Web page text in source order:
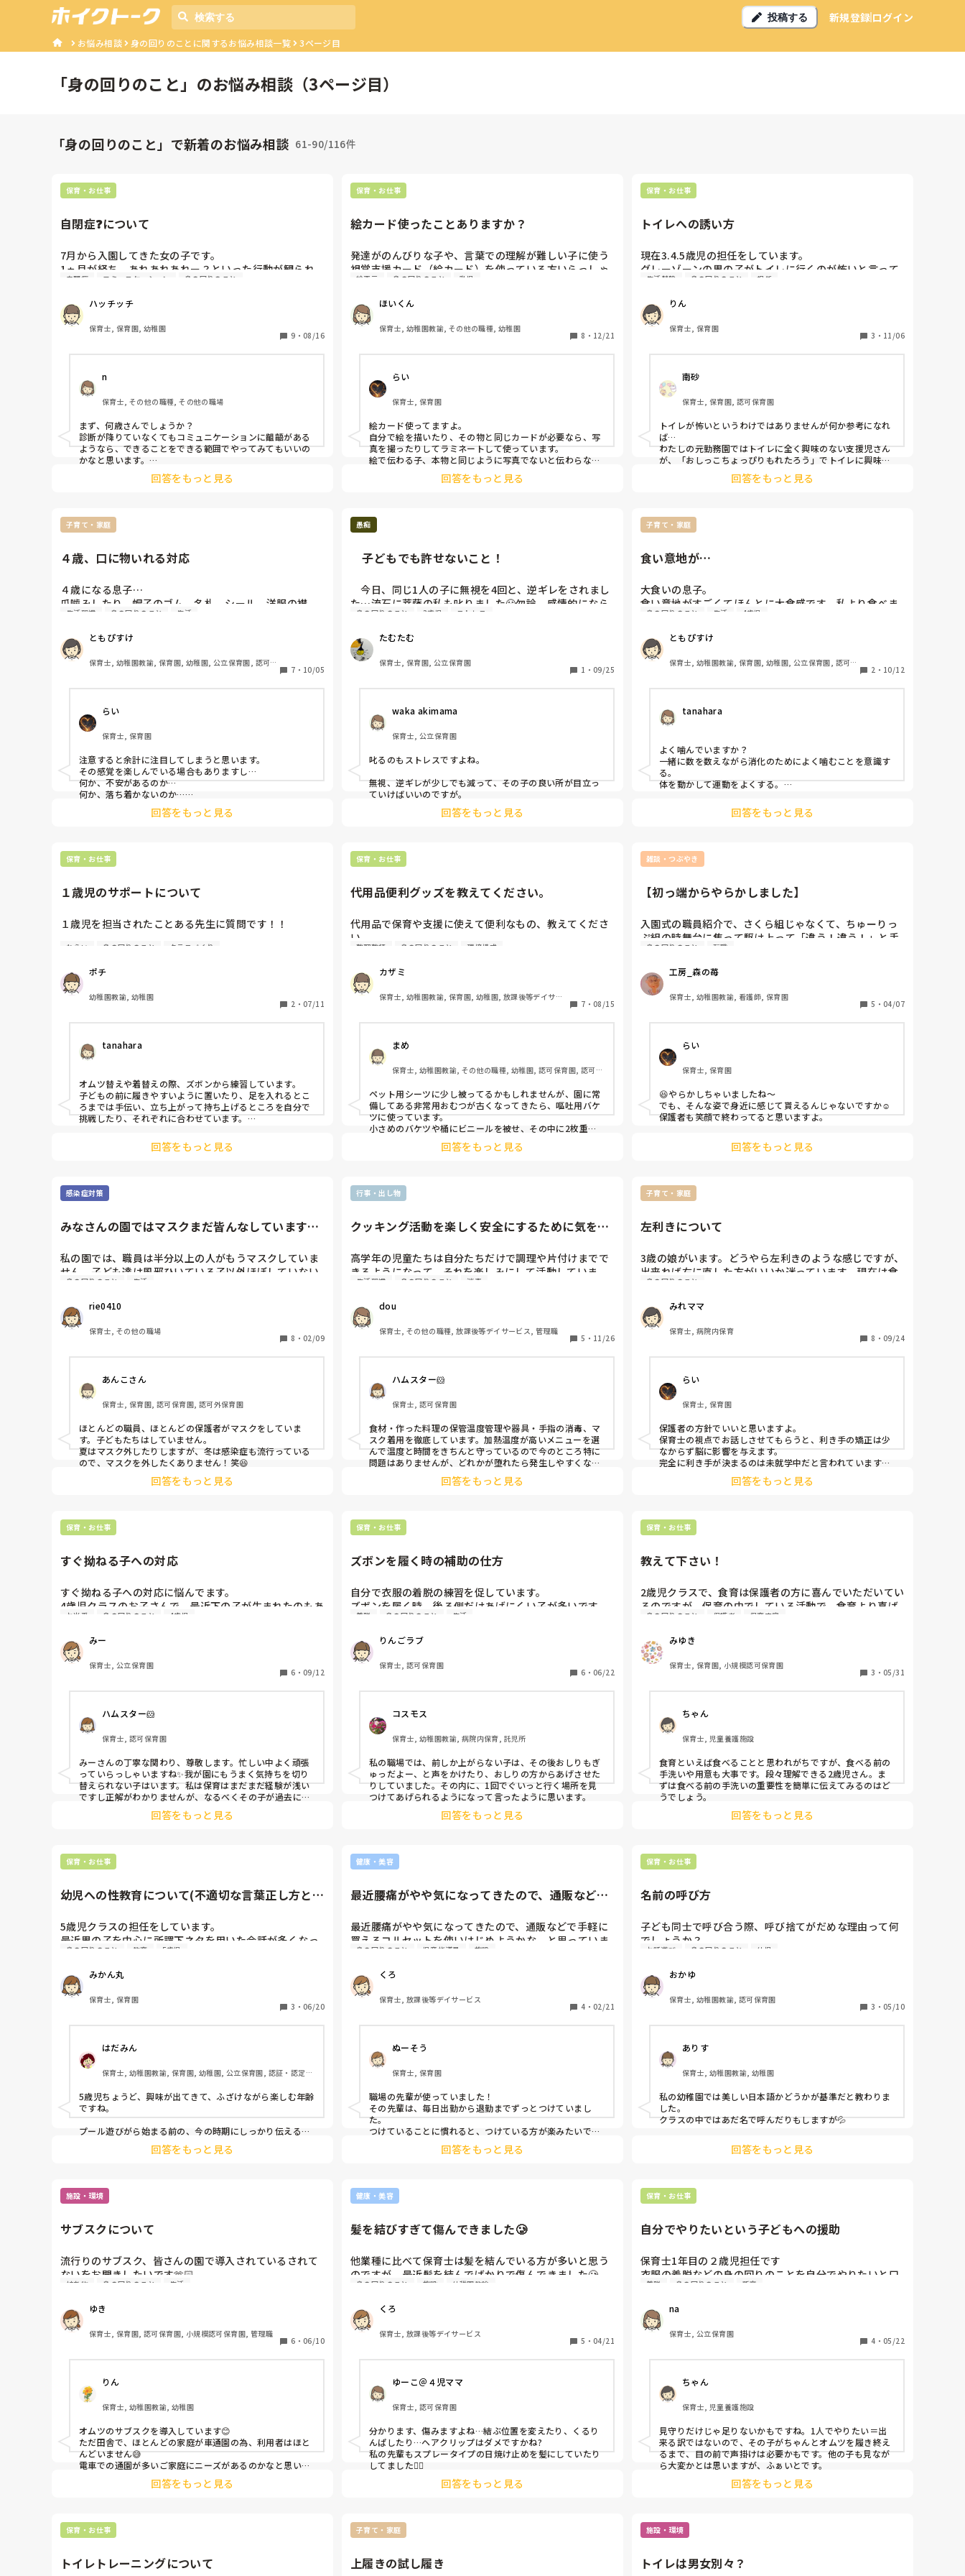
投稿する 新規登録ログイン
お悩み相談 身の回りのことに関するお悩み相談一覧 3ページ目
「身の回りのこと 」のお悩み相談（3ページ目）
「身の回りのこと」で新着のお悩み相談 61-90/116件
保育・お仕事
自閉症❓️について
7月から入園してきた女の子です。
1ヵ月が経ち、あれあれあれー？といった行動が観られ
した」言えません。語彙少ないです。
身の回りのことは理解してできます。人見知り❓️が強く
(こだわり❓️)蔑むような目で見たりします。
遊びの中には入ることはできますが、１人遊びです。
手です。声をかけて食べるようになってきていますが、
食べている途中で固まったりしています。体を左右に動
かしてみたりもしています。手を就いて挨拶する時も手
の平を向けたり、出席をとる時も「はい」と返事をせ
ず、自分の名前を言い返すオウム返しあります。園長に
も様々相談はしています。「様子見だね。」と言ってま
す。保護者もあまりコミュニケーションは得意ではあり
ません。やはり様子を見ていくしかないのでしょうか。
女の子の自閉症は難しいとききますが、そうなのでしょ
自閉症 コミュニケーション 身の回りのこと
ハッチッチ
保育士, 保育園, 幼稚園
9 ・ 08/16
n
保育士, その他の職種, その他の職場
まず、何歳さんでしょうか？
診断が降りていなくてもコミュニケーションに齟齬がある
ようなら、できることをできる範囲でやってみてもいいの
かなと思います。
ABAトレーニングなどを保育に取り入れてみてはいかがで
あと、延長の様子見がいつまでで、その後はどうするのか
確認するといいかもしれません。
回答をもっと見る
保育・お仕事
絵カード使ったことありますか？
発達がのんびりな子や、言葉での理解が難しい子に使う
視覚支援カード（絵カード）を使っている方いらっしゃ
自分の園や自分自身が使いやすいようにイラストを用意
しているのですが、「このイラストなかなかないんだよ
ね！」「この活動のイラストがほしい！」という、レア
な絵カードありますか？
この絵カードがほしいけど素材がない・・・という意見
や、「こんなカードあると便利だよ！」というアドバイ
スもほしいです。
よろしくお願いします。
絵表示 身の回りのこと 乳児
ほいくん
保育士, 幼稚園教諭, その他の職種, 幼稚園
8 ・ 12/21
らい
保育士, 保育園
絵カード使ってますよ。
自分で絵を描いたり、その物と同じカードが必要なら、写
真を撮ったりしてラミネートして使っています。
絵で伝わる子、本物と同じように写真でないと伝わらない
子も居ますので、個々に合わせて作っています。
回答をもっと見る
保育・お仕事
トイレへの誘い方
現在3.4.5歳児の担任をしています。
グレーゾーンの男の子がトイレに行くのが怖いと言って
ションに誘っているのですが、中々難しいです。何か良
いきっかけはありませんか？
生活基盤 身の回りのこと 担任
りん
保育士, 保育園
3 ・ 11/06
南砂
保育士, 保育園, 認可保育園
トイレが怖いというわけではありませんが何か参考になれ
ば…
わたしの元勤務園ではトイレに全く興味のない支援児さん
が、「おしっこちょっぴりもれたろう」でトイレに興味を
持ち、トイレにイラストを貼ったりして行っていました。
ていました。そのうちドアを閉めても前にいれば大丈夫に
なり、トイレの入り口にいれば大丈夫になり…と進めてい
その子が何が怖いのか、分かると対処できそうですよね…
回答をもっと見る
子育て・家庭
４歳、口に物いれる対応
４歳になる息子…
爪噛みしたり、帽子のゴム、名札、シール、洋服の襟、
言っても治らず。注意してもダメだし、幼稚園でもやっ
てるみたいだし。どのように対処したら良いかわからな
くなりました…。
生活習慣 身の回りのこと 生活
ともぴすけ
保育士, 幼稚園教諭, 保育園, 幼稚園, 公立保育園, 認可保
7 ・ 10/05
らい
保育士, 保育園
注意すると余計に注目してしまうと思います。
その感覚を楽しんでいる場合もありますし…
何か、不安があるのか…
何か、落ち着かないのか…
何か理由があるかと思います。
手や指先を使う遊びをしていくといいのかなと思います。
好きな事をしている時、集中している時などあるかと思い
ます。
回答をもっと見る
愚痴
子どもでも許せないこと！
今日、同じ1人の子に無視を4回と、逆ギレをされまし
た…流石に菩薩の私も叱りました😤勿論、感情的になら
で、その子はすぐ泣いてしまいましたが💦
しかし！その子の自分勝手さが他の子の目には、「ず
るい！」「なんで〜ちゃんだけ⁉️」「〜ちゃん、自分の
ことしてないよ！」の贔屓に写り、悪影響が出てきてい
ます💦やはり、集団で過ごす以上は、全てをみんなと合
しくは、やってみようとする！もう4歳なのでこれは基
本です。自分のこと（持ち物を鞄に入れるだけ）をし終
わってから遊ぶのがルールなのです。勿論、保育士の助
けを借りたり、手伝って貰ってOKです。理解できない訳
でなく、保育士にやらせようとしたり、やらなくてもい
いでしょ！と開き直る…その態度がみんなを困らせ、他
児にも影響を及ぼしている現状に、これは真面目に叱ら
なくては！と帯を締める思いで対応しました。明日も叱
らなくちゃかな…😓
身の回りのこと 3歳児 ストレス
たむたむ
保育士, 保育園, 公立保育園
1 ・ 09/25
waka akimama
保育士, 公立保育園
叱るのもストレスですよね。
無視、逆ギレが少しでも減って、その子の良い所が目立っ
ていけばいいのですが。
回答をもっと見る
子育て・家庭
食い意地が…
大食いの息子。
食い意地がすごくてほんとに大食感です。私より食べま
ご飯中、お皿から床に落ちたものを口にしたり、最近鼻
くそまで口にします…
ダメとかなんでいけないのか説明しても「食べたい！」
一心で食べています。同じ経験の方いますか？？その都
度注意していくしかないのでしょうか、、、
身の回りのこと 生活 4歳児
ともぴすけ
保育士, 幼稚園教諭, 保育園, 幼稚園, 公立保育園, 認可保
2 ・ 10/12
tanahara
よく噛んでいますか？
一緒に数を数えながら消化のためによく噛むことを意識す
る。
体を動かして運動をよくする。
おやつ休みの日のみにするなとどうでしょう？
よく食べることはいいことですが、際限なくあげていると
回答をもっと見る
保育・お仕事
１歳児のサポートについて
１歳児を担当されたことある先生に質問です！！
・靴を履く(脱ぐ)
・シャツやズボンを着る、履く(脱ぐ)
もちろん月齢や個人差もあると思いますが、どのくらい
の時期から子ども達が自分でも挑戦できるように働きか
またチャレンジの仕方、補助の仕方で良い方法があれば
ねらい 身の回りのこと クラスづくり
ポチ
幼稚園教諭, 幼稚園
2 ・ 07/11
tanahara
オムツ替えや着替えの際、ズボンから練習しています。
子どもの前に履きやすいように置いたり、足を入れるとこ
ろまでは手伝い、立ち上がって持ち上げるところを自分で
挑戦したり、それぞれに合わせています。
近やるようにしています。回答をもっと見る
保育・お仕事
代用品便利グッズを教えてください。
代用品で保育や支援に使えて便利なもの、教えてくださ
い。
例えば、ペット用シーツは、おもらしや水分拭き取りに
雑巾代わりに利用していています。
さっと水分がなくなり後始末も簡単で便利に使っていま
ったら教えてください。
整理整頓 身の回りのこと 環境構成
カザミ
保育士, 幼稚園教諭, 保育園, 幼稚園, 放課後等デイサー
7 ・ 08/15
まめ
保育士, 幼稚園教諭, その他の職種, 幼稚園, 認可保育園, 認可外
ペット用シーツに少し被ってるかもしれませんが、園に常
備してある非常用おむつが古くなってきたら、嘔吐用バケ
ツに使っています。
小さめのバケツや桶にビニールを被せ、その中に2枚重ね
たおむつを入れて吐物を吸収出来るようにしています。
2枚重ねるのは足の穴から漏れないようにするためです。
回答をもっと見る
雑談・つぶやき
【初っ端からやらかしました】
入園式の職員紹介で、さくら組じゃなくて、ちゅーりっ
ぷ組の時舞台に焦って駆け上って「違う！違う！」と手
介してしまって、直後(入園式中に)に園長先生に呼ばれ
て説教されました。
「保護者が不安になりそうなことは言わな
い〜〜〜〜〜〜っ」
のなんかない状態」だったりします…。
その後かなり私が暗かったから(私すぐ顔に出るから分か
りやすい)いろんな人に聞かれて、私が入園式でやらかし
たこと、ほぼ全職員が知ってしまったって言う…。
(先)生。せっかく猫かぶってたのに、もうバレてしまっ
た(_ _)バタっ…立ち直れない…。
身の回りのこと 転職
工房_森の苺
保育士, 幼稚園教諭, 看護師, 保育園
5 ・ 04/07
らい
保育士, 保育園
😆やらかしちゃいましたね〜
でも、そんな姿で身近に感じて貰えるんじゃないですか☺️
保護者も笑顔で終わってると思いますよ。
回答をもっと見る
感染症対策
みなさんの園ではマスクまだ皆んなしています
私の園では、職員は半分以上の人がもうマスクしていま
せん。子ども達は風邪ひいている子以外ほぼしていない
みなさんの園では、どんなかんじですか？
身の回りのこと 生活
rie0410
保育士, その他の職場
8 ・ 02/09
あんこさん
保育士, 保育園, 認可保育園, 認可外保育園
ほとんどの職員、ほとんどの保護者がマスクをしていま
す。子どもたちはしていません。
夏はマスク外したりしますが、冬は感染症も流行っている
ので、マスクを外したくありません！笑😆
回答をもっと見る
行事・出し物
クッキング活動を楽しく安全にするために気をつ
高学年の児童たちは自分たちだけで調理や片付けまでで
きるようになって、それを楽しみにして活動していま
材料準備から片付けまで大人もこどもも参加して取り組
んでいるのですがニュースであるような食中毒やノロウ
イルス等あれってなぜ起きているんでしょうか？
教室では児童が家でも簡単にできるカレーやお団子作り
等簡単なものしか作っていませんがこどもたちが作って
衛生面には気を遣っていますが、家庭とほぼ一緒の環境
でどこまで気をつけるものなのでしょうか？
教室内のクッキングで気をつけていることがあれば教え
生活習慣 身の回りのこと 消毒
dou
保育士, その他の職種, 放課後等デイサービス, 管理職
5 ・ 11/26
ハムスター🐹
保育士, 認可保育園
食材・作った料理の保管温度管理や器具・手指の消毒、マ
スク着用を徹底しています。加熱温度が高いメニューを選
んで温度と時間をきちんと守っているので今のところ特に
問題はありませんが、どれかが堕れたら発生しやすくなる
かもしれません。あと、どれだけ気をつけていても体調不
良の人が参加してたら感染リスクは高いかもしれません
回答をもっと見る
子育て・家庭
左利きについて
3歳の娘がいます。どうやら左利きのような感じですが、
出来れば右に直した方がいいか迷っています。現在は食
も使ってます。ペンは左で持つ事が多く、持ち方も左手
のが上手に持てます。左利きの子は右に直しましたか？
それは何歳ぐらいの時にしましたか？
身の回りのこと
みれママ
保育士, 病院内保育
8 ・ 09/24
らい
保育士, 保育園
保護者の方針でいいと思いますよ。
保育士の視点でお話しさせてもらうと、利き手の矯正は少
なからず脳に影響を与えます。
完全に利き手が決まるのは未就学中だと言われています。
今は左利きの子がとても増えてきました。
右利きに矯正するのなら、保育園でも協力してもらう事が
小さい頃は自由にさせていました。
でも、左が安定するのを見て、左利きの物を揃えていきま
保育園でのハサミ。
小学生からの習字は本人に任せ、右で書くと言ったので習
普段は全て左利きです。
回答をもっと見る
保育・お仕事
すぐ拗ねる子への対応
すぐ拗ねる子への対応に悩んでます。
4歳児クラスのお子さんで、最近下の子が生まれたのもあ
時など脱力して何もしないことが多いです。
今日はわりと機嫌よく過ごしていたようで、お当番など
もこなしていました。
私がフリーとして担任の代わりに給食の時間はいってい
て、給食を食べ終わった子から絵本を見ているのです
ごちそうさまのご挨拶をお願いすると、お当番のその子
は絵本に夢中。「絵本もってきていいよ」など何回か声
をかけるも知らん顔なので、他の子が当番やる！と言っ
てくれその子にお願いしました。するとそれは嫌だった
ようで、「どいて！」とその子を押しました。そこで私
が「それは違うよね」と言うと、そのまま拗ねてしま
い、テーブルの下に潜り込んでしまいました。そのあと
1対1で「絵本みたかったね」「おとうばん声かけたけど
やらないみたいだったからほかの子におねがいしたんだ
声をかけるも、全て「やだ」の1点ばり。そのタイミン
グで担任が戻ってきたので事の経緯を説明し、担任が
声をかけ、一緒にやっていました。今回は担任が来てく
れたので治まりましたが、普段このような場面が多いお
子さんで、どのような関わりをしたらいいのか悩んでい
ます。
お当番 身の回りのこと 4歳児
みー
保育士, 公立保育園
6 ・ 09/12
ハムスター🐹
保育士, 認可保育園
みーさんの丁寧な関わり、尊敬します。忙しい中よく頑張
っていらっしゃいますね✨我が園にもうまく気持ちを切り
替えられない子はいます。私は保育はまだまだ経験が浅い
ですし正解がわかりませんが、なるべくその子が過去に上
手に出来ていたことを褒めつつ、今やって欲しいことをや
ってもらう様に誘導します。例えば「この前は当番上手に
終わったら絵本読もー！！」で、わざと私が競走に負けま
す。こんな感じです・・・。
回答をもっと見る
保育・お仕事
ズボンを履く時の補助の仕方
自分で衣服の着脱の練習を促しています。
ズボンを履く時　後ろ側だけあげにくい子が多いです。
ようになりますか?
着脱 身の回りのこと 生活
りんごラブ
保育士, 認可保育園
6 ・ 06/22
コスモス
保育士, 幼稚園教諭, 病院内保育, 託児所
私の職場では、前しか上がらない子は、その後おしりもぎ
ゅっだよー、と声をかけたり、おしりの方からあげさせた
りしていました。その内に、1回でぐいっと行く場所を見
つけてあげられるようになって言ったように思います。
回答をもっと見る
保育・お仕事
教えて下さい！
2歳児クラスで、食育は保護者の方に喜んでいただいてい
るのですが、保育の中でしている活動で、食育より喜ば
ちなみに今、喜ばれているものはリトミックなどのリズ
ム遊びです。
身の回りのこと 保護者 保育内容
みゆき
保育士, 保育園, 小規模認可保育園
3 ・ 05/31
ちゃん
保育士, 児童養護施設
食育といえば食べることと思われがちですが、食べる前の
手洗いや用意も大事です。段々理解できる2歳児さん。ま
ずは食べる前の手洗いの重要性を簡単に伝えてみるのはど
うでしょう。
回答をもっと見る
保育・お仕事
幼児への性教育について(不適切な言葉正し方とプ
5歳児クラスの担任をしています。
最近男の子を中心に所謂下ネタを用いた会話が多くなっ
私自身、幼い頃はそう言った言葉で兄弟と大笑いしなが
ら会話をしていた記憶もあり、子どもたちの気持ちが理
解できないわけではないでこと、また、そう言ったもの
に興味を示すのは一つの成長の証でもあると認識してい
るため、あまり目くじらを立てずにやんわりと止めるよ
しかし先日、文字を書ける子どもが個人持ちの自由帳に
そう言った言葉を書き連ね、お友達に見せながら笑い合
うなどの行動が出てくるようになり、じわじわとその言
葉の面白さに気付く子どもも増え始めました。
いよいよ歯止めが効かなくなる前に止めた方が良さそう
だと感じています。
プールも始まる時期なので、近々絵本などを使ってプラ
イベートゾーンについての話をする予定なのですが、皆
さんならどのような声掛けや働きかけをしますか？
身の回りのこと 教育 5歳児
みかん丸
保育士, 保育園
3 ・ 06/20
はだみん
保育士, 幼稚園教諭, 保育園, 幼稚園, 公立保育園, 認証・認定保
5歳児ちょうど、興味が出てきて、ふざけながら楽しむ年齢
ですね。
プール遊びがら始まる前の、今の時期にしっかり伝えるの
が、本当に良いと思います。
辞めて下さい。先生も嫌や気持ちになっちゃうから、みん
な使わないでね！」
「もう、〇〇組のお兄さん、お姉さんだから相手の気持ち
す。
回答をもっと見る
健康・美容
最近腰痛がやや気になってきたので、通販などで
最近腰痛がやや気になってきたので、通販などで手軽に
買えるコルセットを使いはじめようかな、と思っていま
医療用？ではなくファッション用？のコルセットを買お
うと思っているのですが、コルセットを使っている方は
いらっしゃいますか？🤔
また、コルセットを使っている方は1日の中でどのぐら
いの時間使用しているのかを教えてください✨
身の回りのこと 児童指導員 施設
くろ
保育士, 放課後等デイサービス
4 ・ 02/21
ぬーそう
保育士, 保育園
職場の先輩が使っていました！
その先輩は、毎日出勤から退勤までずっとつけていまし
た。
つけていることに慣れると、つけている方が楽みたいです
回答をもっと見る
保育・お仕事
名前の呼び方
子ども同士で呼び合う際、呼び捨てがだめな理由って何
でしょうか？
お話遊び 身の回りのこと 幼児
おかゆ
保育士, 幼稚園教諭, 認可保育園
3 ・ 05/10
ありす
保育士, 幼稚園教諭, 幼稚園
私の幼稚園では美しい日本語かどうかが基準だと教わりま
した。
クラスの中ではあだ名で呼んだりもしますが💦
回答をもっと見る
施設・環境
サブスクについて
流行りのサブスク、皆さんの園で導入されているされて
ないをお聞きしたいです🫶🏻
がまとまりこれからも導入しない方向ですが、色んな意
見を聞きたいです✨
持ち物 身の回りのこと 生活
ゆき
保育士, 保育園, 認可保育園, 小規模認可保育園, 管理職
6 ・ 06/10
りん
保育士, 幼稚園教諭, 幼稚園
オムツのサブスクを導入しています😊
ただ田舎で、ほとんどの家庭が車通園の為、利用者はほと
んどいません😅
電車での通園が多いご家庭にニーズがあるのかなと思いま
回答をもっと見る
健康・美容
髪を結びすぎて傷んできました🥲
他業種に比べて保育士は髪を結んでいる方が多いと思う
のですが、最近髪を結んでばかりで傷んできました🥲
髪を結んでいても傷まない方法やグッズがあったら教え
てください！
身の回りのこと 施設 幼稚園教諭
くろ
保育士, 放課後等デイサービス
5 ・ 04/21
ゆーこ＠４児ママ
保育士, 認可保育園
分かります、傷みますよね…結ぶ位置を変えたり、くるり
んぱしたり…ヘアクリップはダメですかね?
私の先輩もスプレータイプの日焼け止めを髪にしていたり
してました😵‍💫
回答をもっと見る
保育・お仕事
自分でやりたいという子どもへの援助
保育士1年目の２歳児担任です
衣服の着脱などの身の回りのことを自分でやりたいと口
おむつ替えのたびに保育士が援助をしようとすると自分
でやりたいと拒否されます。その子のことを見守りつつ
他の子の援助をしていますが、一向にズボンを脱ごうと
せず1人で遊んでいます。毎回結局最後になり、遊びのス
います。日頃から身の回りのことができた子から好きな
おもちゃを使っていいと伝えています。
どうしたら意欲的に身の回りのことを取り組めるのでし
ょうか。
着脱 身の回りのこと 新卒
na
保育士, 公立保育園
4 ・ 05/22
ちゃん
保育士, 児童養護施設
見守りだけじゃ足りないかもですね。1人でやりたい＝出
来る訳ではないので、その子がちゃんとオムツを履き終え
るまで、目の前で声掛けは必要かもです。他の子も見なが
ら大変かとは思いますが、ふぁいとです。
回答をもっと見る
保育・お仕事
トイレトレーニングについて
子育て・家庭
上履きの試し履き
施設・環境
トイレは男女別々？